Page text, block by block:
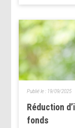
Réduction
fonds
Publié le : 19/09/2025